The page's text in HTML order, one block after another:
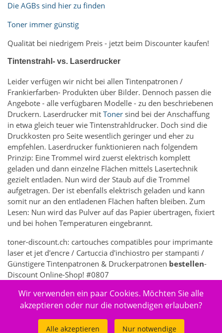
Die AGBs sind hier zu finden
Toner immer günstig
Qualität bei niedrigem Preis - jetzt beim Discounter kaufen!
Tintenstrahl- vs. Laserdrucker
Leider verfügen wir nicht bei allen Tintenpatronen /
Frankierfarben- Produkten über Bilder. Dennoch passen die
Angebote - alle verfügbaren Modelle - zu den beschriebenen
Druckern. Laserdrucker mit Toner sind bei der Anschaffung
in etwa gleich teuer wie Tintenstrahldrucker. Doch sind die
Druckkosten pro Seite wesentlich geringer und eher zu
empfehlen. Laserdrucker funktionieren nach folgendem
Prinzip: Eine Trommel wird zuerst elektrisch komplett
geladen und dann einzelne Flächen mittels Lasertechnik
gezielt entladen. Nun wird der Staub auf die Trommel
aufgetragen. Der ist ebenfalls elektrisch geladen und kann
somit nur an den entladenen Flächen haften bleiben. Zum
Lesen: Nun wird das Pulver auf das Papier übertragen, fixiert
und bei hohen Temperaturen eingebrannt.
toner-discount.ch: cartouches compatibles pour imprimante
laser et jet d'encre / Cartuccia d'inchiostro per stampanti /
Günstigere Tintenpatronen & Druckerpatronen bestellen-
Discount Online-Shop! #0807
5261 - Elektronik > Drucken, Kopieren, Scannen & Faxen >
Zubehör Drucker, Kopierer & Faxgeräte > Drucker-
Wir verwenden ein paar Cookies. Möchten Sie alle
akzeptieren oder nur die notwendigen erlauben?
Alle akzeptieren Nur notwendige